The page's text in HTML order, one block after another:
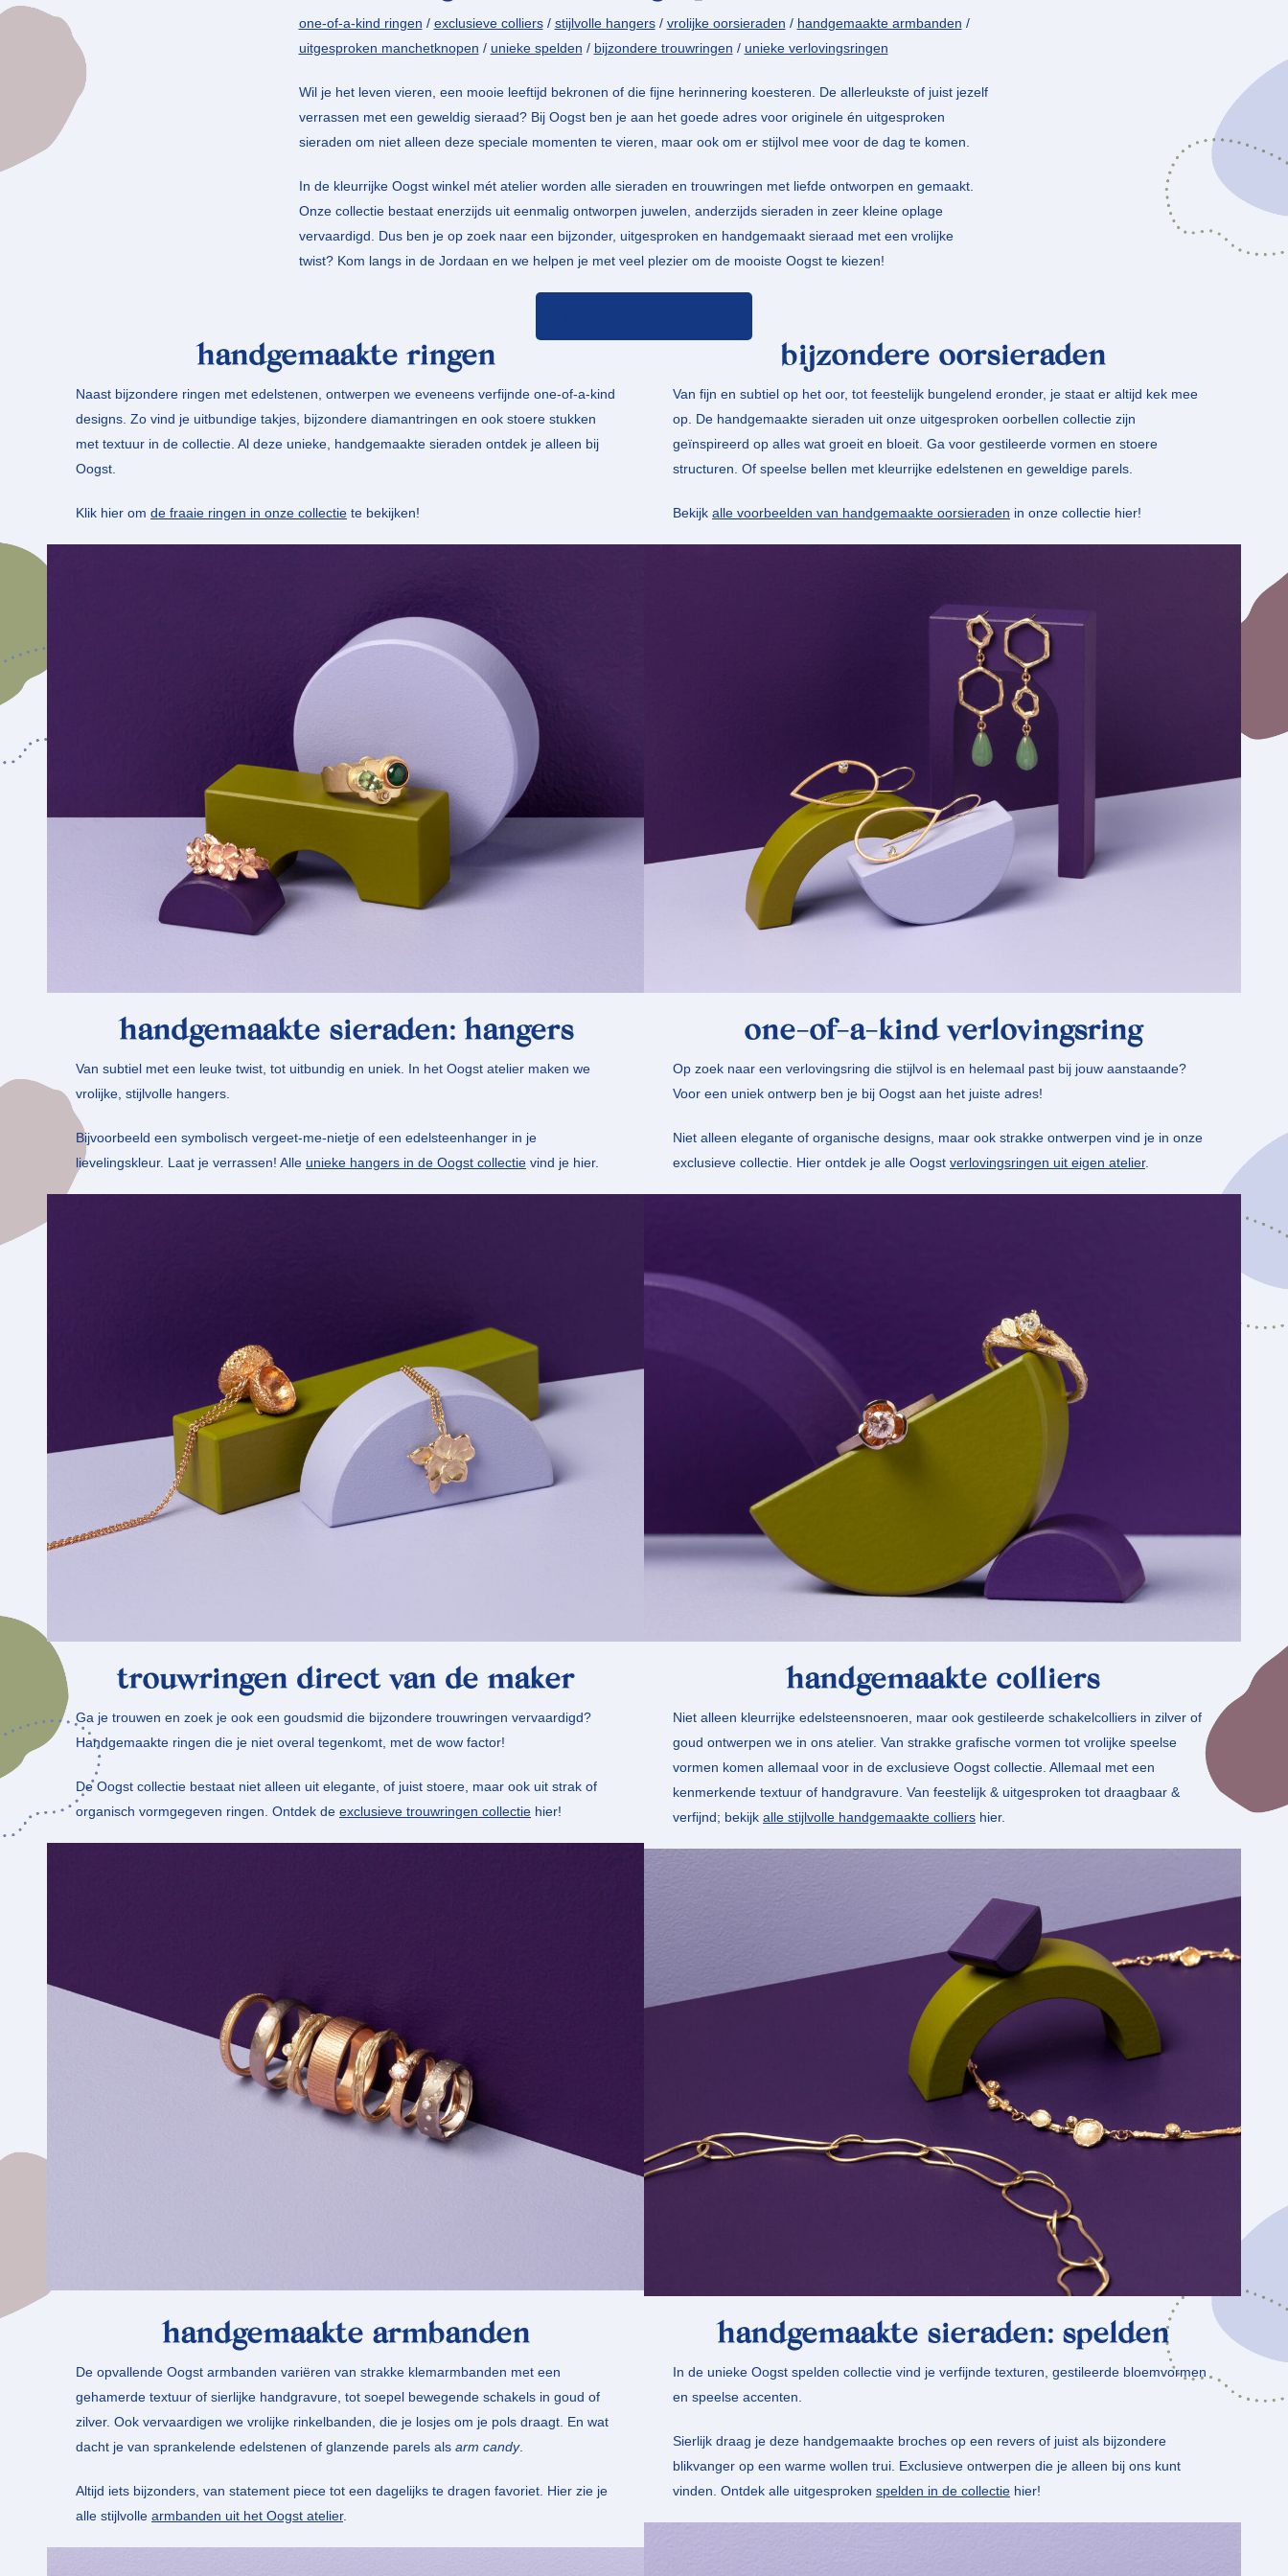
one-of-a-kind ringen / exclusieve colliers/ stijlvolle hangers/ vrolijke oorsieraden / handgemaakte armbanden /
uitgesproken manchetknopen / unieke spelden / bijzondere trouwringen / unieke verlovingsringen
Wil je het leven vieren, een mooie leeftijd bekronen of die fijne herinnering koesteren. De allerleukste of juist jezelf
verrassen met een geweldig sieraad? Bij Oogst ben je aan het goede adres voor originele én uitgesproken
sieraden om niet alleen deze speciale momenten te vieren, maar ook om er stijlvol mee voor de dag te komen.
In de kleurrijke Oogst winkel mét atelier worden alle sieraden en trouwringen met liefde ontworpen en gemaakt.
Onze collectie bestaat enerzijds uit eenmalig ontworpen juwelen, anderzijds sieraden in zeer kleine oplage
vervaardigd. Dus ben je op zoek naar een bijzonder, uitgesproken en handgemaakt sieraad met een vrolijke
twist? Kom langs in de Jordaan en we helpen je met veel plezier om de mooiste Oogst te kiezen!
handgemaakte ringen
Naast bijzondere ringen met edelstenen, ontwerpen we eveneens verfijnde one-of-a-kind
designs. Zo vind je uitbundige takjes, bijzondere diamantringen en ook stoere stukken
met textuur in de collectie. Al deze unieke, handgemaakte sieraden ontdek je alleen bij
Oogst.
Klik hier om de fraaie ringen in onze collectie te bekijken!
handgemaakte sieraden:hangers
Van subtiel met een leuke twist, tot uitbundig en uniek. In het Oogst atelier maken we
vrolijke, stijlvolle hangers.
Bijvoorbeeld een symbolisch vergeet-me-nietje of een edelsteenhanger in je
lievelingskleur. Laat je verrassen! Alle unieke hangers in de Oogst collectie vind je hier.
bijzondere oorsieraden
Van fijn en subtiel op het oor, tot feestelijk bungelend eronder, je staat er altijd kek mee
op. De handgemaakte sieraden uit onze uitgesproken oorbellen collectie zijn
geïnspireerd op alles wat groeit en bloeit. Ga voor gestileerde vormen en stoere
structuren. Of speelse bellen met kleurrijke edelstenen en geweldige parels.
Bekijk alle voorbeelden van handgemaakte oorsieraden in onze collectie hier!
one-of-a-kind verlovingsring
Op zoek naar een verlovingsring die stijlvol is en helemaal past bij jouw aanstaande?
Voor een uniek ontwerp ben je bij Oogst aan het juiste adres!
Niet alleen elegante of organische designs, maar ook strakke ontwerpen vind je in onze
exclusieve collectie. Hier ontdek je alle Oogst verlovingsringen uit eigen atelier.
trouwringen direct van de maker
Ga je trouwen en zoek je ook een goudsmid die bijzondere trouwringen vervaardigd?
Handgemaakte ringen die je niet overal tegenkomt, met de wow factor!
De Oogst collectie bestaat niet alleen uit elegante, of juist stoere, maar ook uit strak of
organisch vormgegeven ringen. Ontdek de exclusieve trouwringen collectie hier!
handgemaakte colliers
Niet alleen kleurrijke edelsteensnoeren, maar ook gestileerde schakelcolliers in zilver of
goud ontwerpen we in ons atelier. Van strakke grafische vormen tot vrolijke speelse
vormen komen allemaal voor in de exclusieve Oogst collectie. Allemaal met een
kenmerkende textuur of handgravure. Van feestelijk & uitgesproken tot draagbaar &
verfijnd; bekijk alle stijlvolle handgemaakte colliers hier.
handgemaakte armbanden
De opvallende Oogst armbanden variëren van strakke klemarmbanden met een
gehamerde textuur of sierlijke handgravure, tot soepel bewegende schakels in goud of
zilver. Ook vervaardigen we vrolijke rinkelbanden, die je losjes om je pols draagt. En wat
dacht je van sprankelende edelstenen of glanzende parels als arm candy.
Altijd iets bijzonders, van statement piece tot een dagelijks te dragen favoriet. Hier zie je
alle stijlvolle armbanden uit het Oogst atelier.
handgemaakte sieraden: spelden
In de unieke Oogst spelden collectie vind je verfijnde texturen, gestileerde bloemvormen
en speelse accenten.
Sierlijk draag je deze handgemaakte broches op een revers of juist als bijzondere
blikvanger op een warme wollen trui. Exclusieve ontwerpen die je alleen bij ons kunt
vinden. Ontdek alle uitgesproken spelden in de collectie hier!